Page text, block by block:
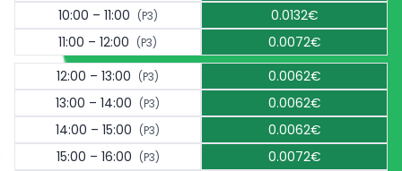
10:00 – 11:00 (P3)
0.0132€
11:00 – 12:00 (P3)
0.0072€
12:00 – 13:00 (P3)
0.0062€
13:00 – 14:00 (P3)
0.0062€
14:00 – 15:00 (P3)
0.0062€
15:00 – 16:00 (P3)
0.0072€